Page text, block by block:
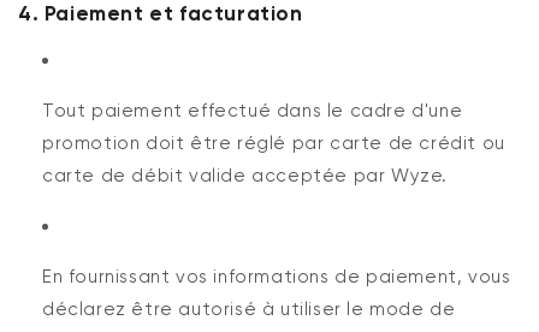
4. Paiement et facturation
Tout paiement effectué dans le cadre d'une
promotion doit être réglé par carte de crédit ou
carte de débit valide acceptée par Wyze.
En fournissant vos informations de paiement, vous
déclarez être autorisé à utiliser le mode de